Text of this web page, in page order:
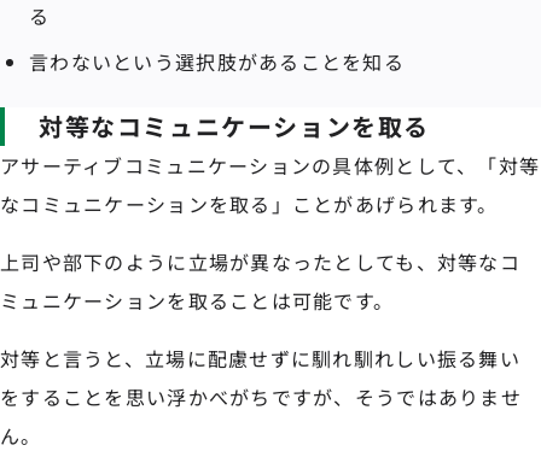
る
言わないという選択肢があることを知る
対等なコミュニケーションを取る
アサーティブコミュニケーションの具体例として、「対等
なコミュニケーションを取る」ことがあげられます。
上司や部下のように立場が異なったとしても、対等なコ
ミュニケーションを取ることは可能です。
対等と言うと、立場に配慮せずに馴れ馴れしい振る舞い
をすることを思い浮かべがちですが、そうではありませ
ん。